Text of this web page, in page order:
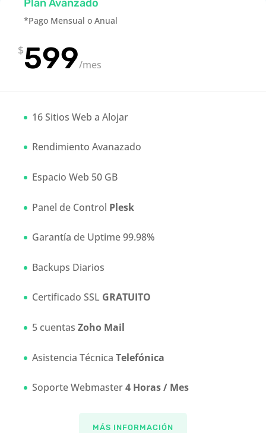
Plan Avanzado
*Pago Mensual o Anual
$599/mes
16 Sitios Web a Alojar
Rendimiento Avanazado
Espacio Web 50 GB
Panel de Control Plesk
Garantía de Uptime 99.98%
Backups Diarios
Certificado SSL GRATUITO
5 cuentas Zoho Mail
Asistencia Técnica Telefónica
Soporte Webmaster4 Horas / Mes
MÁS INFORMACIÓN